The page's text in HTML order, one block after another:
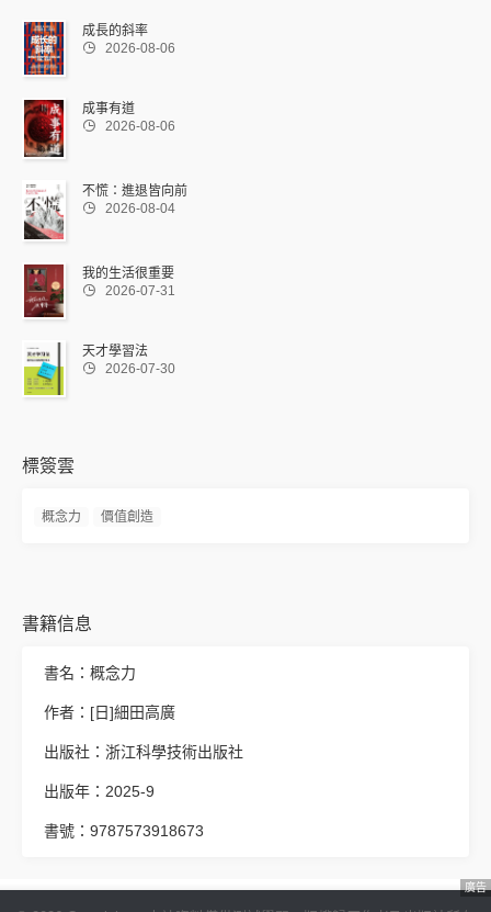
成長的斜率
 2026-08-06
成事有道
 2026-08-06
不慌：進退皆向前
 2026-08-04
我的生活很重要
 2026-07-31
天才學習法
 2026-07-30
標簽雲
概念力 價值創造
書籍信息
書名：概念力
作者：[日]細田高廣
出版社：浙江科學技術出版社
出版年：2025-9
書號：9787573918673
廣告